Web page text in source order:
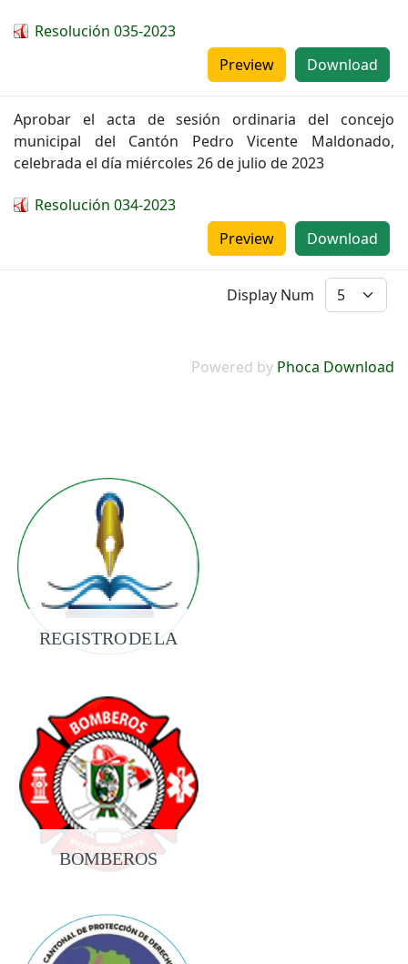
Resolución 035-2023
Download
Preview
Aprobar el acta de sesión ordinaria del concejo
municipal del Cantón Pedro Vicente Maldonado,
celebrada el día miércoles 26 de julio de 2023
Resolución 034-2023
Download
Preview
Display Num
Powered by Phoca Download
REGISTRO DE LA
BOMBEROS